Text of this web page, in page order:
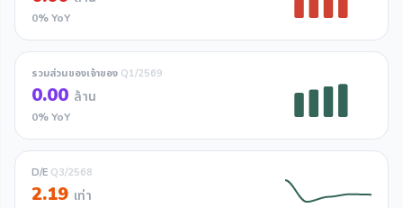
0% YoY
รวมส่วนของเจ้าของ Q1/2569
0.00 ล้าน
0% YoY
D/E Q3/2568
2.19 เท่า